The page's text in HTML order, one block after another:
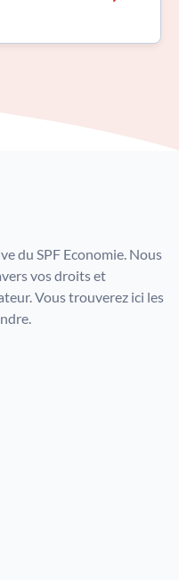
du SPF Economie. Nous
vos droits et
Vous trouverez ici les